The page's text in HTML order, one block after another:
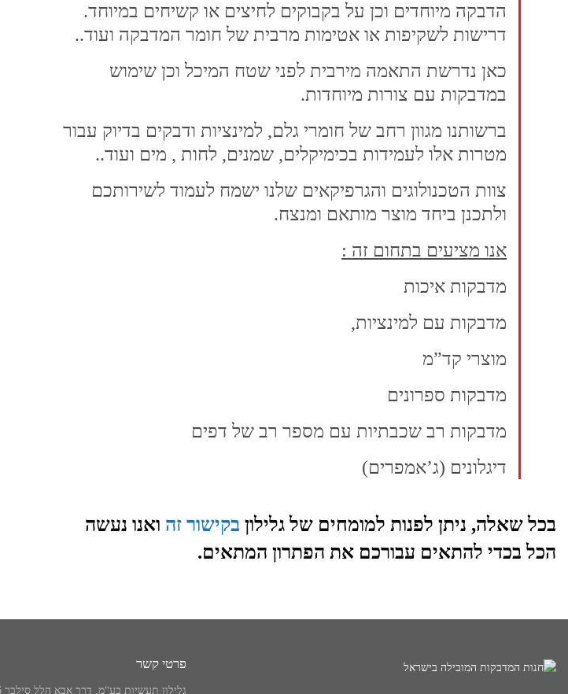
הדבקה מיוחדים וכן על בקבוקים לחיצים או קשיחים במיוחד.
דרישות לשקיפות או אטימות מרבית של חומר המדבקה ועוד..
כאן נדרשת התאמה מירבית לפני שטח המיכל וכן שימוש
במדבקות עם צורות מיוחדות.
ברשותנו מגוון רחב של חומרי גלם, למינציות ודבקים בדיוק עבור
מטרות אלו לעמידות בכימיקלים, שמנים, לחות , מים ועוד..
צוות הטכנולוגים והגרפיקאים שלנו ישמח לעמוד לשירותכם
ולתכנן ביחד מוצר מותאם ומנצח.
אנו מציעים בתחום זה :
מדבקות איכות
מדבקות עם למינציות,
מוצרי קד”מ
מדבקות ספרונים
מדבקות רב שכבתיות עם מספר רב של דפים
דיגלונים (ג’אמפרים)
בכל שאלה, ניתן לפנות למומחים של גלילון בקישור זה ואנו נעשה
הכל בכדי להתאים עבורכם את הפתרון המתאים.
פרטי קשר
גלילון תעשיות בע“מ, דרך אבא הלל סילבר 6